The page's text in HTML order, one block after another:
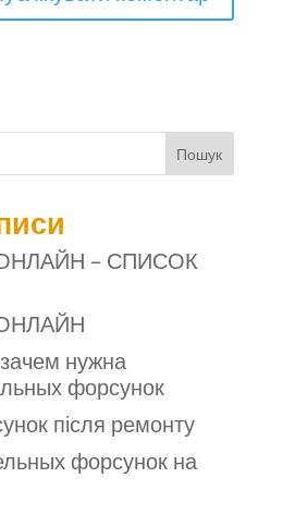
Пошук
– СПИСОК
нужна
форсунок
після ремонту
форсунок на